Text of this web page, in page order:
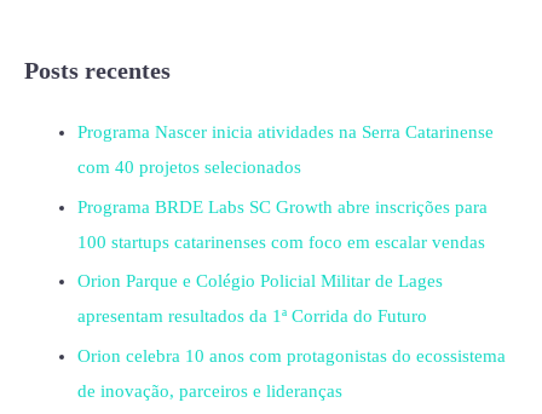
Posts recentes
Programa Nascer inicia atividades na Serra Catarinense
com 40 projetos selecionados
Programa BRDE Labs SC Growth abre inscrições para
100 startups catarinenses com foco em escalar vendas
Orion Parque e Colégio Policial Militar de Lages
apresentam resultados da 1ª Corrida do Futuro
Orion celebra 10 anos com protagonistas do ecossistema
de inovação, parceiros e lideranças